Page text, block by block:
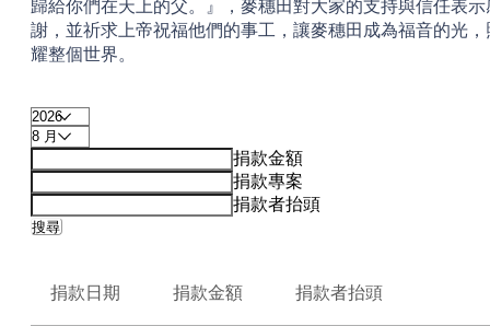
歸給你們在天上的父。』，麥穗田對大家的支持與信任表示
謝，並祈求上帝祝福他們的事工，讓麥穗田成為福音的光，
耀整個世界。
捐款金額
捐款專案
捐款者抬頭
搜尋
捐款日期 捐款金額 捐款者抬頭